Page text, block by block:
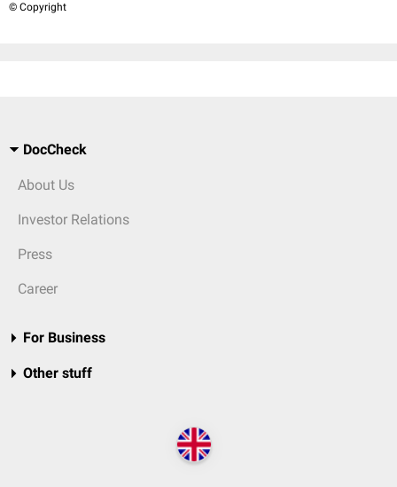
© Copyright
DocCheck
About Us
Investor Relations
Press
Career
For Business
Other stuff